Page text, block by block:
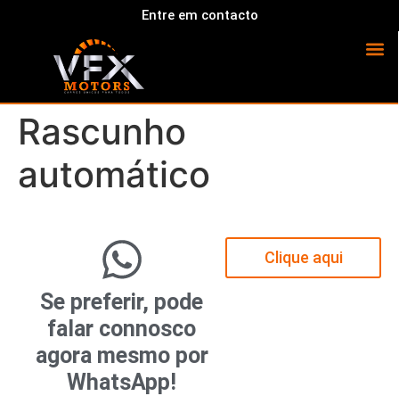
Entre em contacto
Rascunho
automático
Se preferir, pode
falar connosco
agora mesmo por
WhatsApp!
Clique aqui